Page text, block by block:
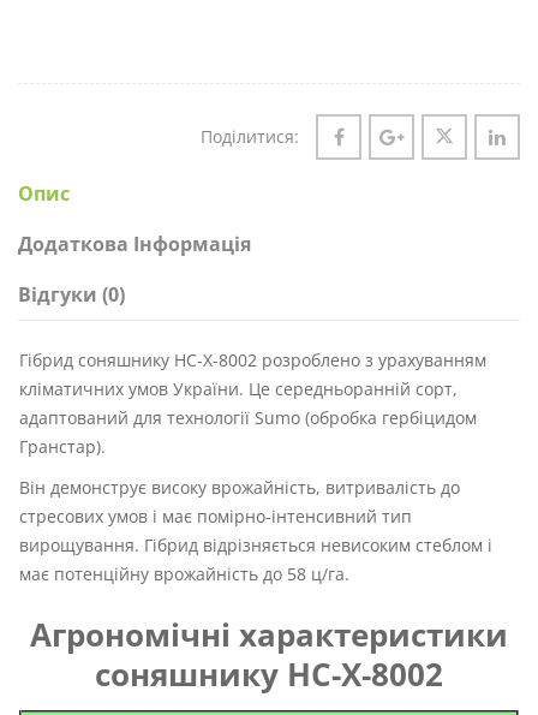
Поділитися:
Опис
Додаткова Інформація
Відгуки (0)
Гібрид соняшнику НС-Х-8002 розроблено з урахуванням
кліматичних умов України. Це середньоранній сорт,
адаптований для технології Sumo (обробка гербіцидом
Гранстар).
Він демонструє високу врожайність, витривалість до
стресових умов і має помірно-інтенсивний тип
вирощування. Гібрид відрізняється невисоким стеблом і
має потенційну врожайність до 58 ц/га.
Агрономічні характеристики
соняшнику НС-Х-8002